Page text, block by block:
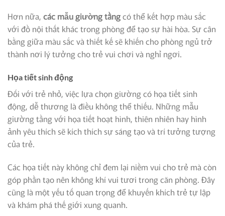
Hơn nữa, các mẫu giường tầngcó thể kết hợp màu sắc
với đồ nội thất khác trong phòng để tạo sự hài hòa. Sự cân
bằng giữa màu sắc và thiết kế sẽ khiến cho phòng ngủ trở
thành nơi lý tưởng cho trẻ vui chơi và nghỉ ngơi.
Họa tiết sinh động
Đối với trẻ nhỏ, việc lựa chọn giường có họa tiết sinh
động, dễ thương là điều không thể thiếu. Những mẫu
giường tầng với họa tiết hoạt hình, thiên nhiên hay hình
ảnh yêu thích sẽ kích thích sự sáng tạo và trí tưởng tượng
của trẻ.
Các họa tiết này không chỉ đem lại niềm vui cho trẻ mà còn
góp phần tạo nên không khí vui tươi trong căn phòng. Đây
cũng là một yếu tố quan trọng để khuyến khích trẻ tự lập
và khám phá thế giới xung quanh.